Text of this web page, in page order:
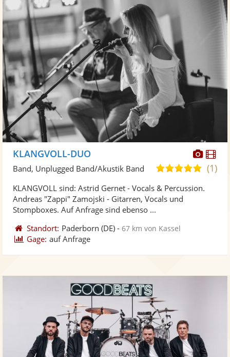
Fotos
KLANGVOLL-DUO
5,0
5
(1)
Band, Unplugged Band/Akustik Band
KLANGVOLL sind: Astrid Gernet - Vocals & Percussion.
Andreas "Zappi" Zamojski - Gitarren, Vocals und
Stompboxes. Auf Anfrage sind ebenso ...
Standort: Paderborn (DE) -67 km von Kassel
Gage: auf Anfrage